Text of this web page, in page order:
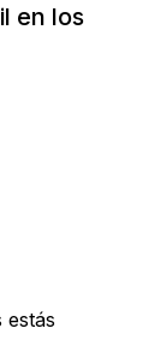
en los